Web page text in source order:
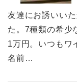
友達にお誘いい
た。7種類の希少
1万円。いつもワ
名前…